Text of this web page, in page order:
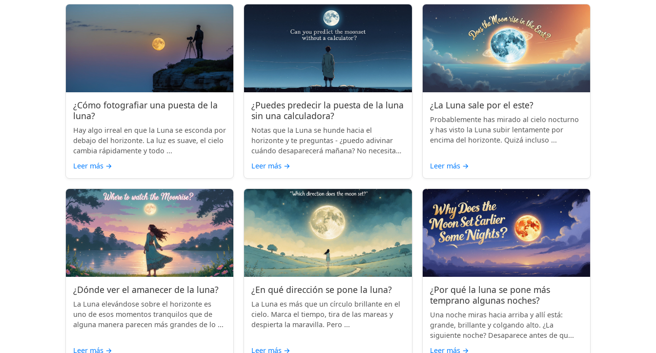
¿Cómo fotografiar una puesta de la
luna?
Hay algo irreal en que la Luna se esconda por
debajo del horizonte. La luz es suave, el cielo
cambia rápidamente y todo ...
Leer más →
¿Puedes predecir la puesta de la luna
sin una calculadora?
Notas que la Luna se hunde hacia el
horizonte y te preguntas - ¿puedo adivinar
cuándo desaparecerá mañana? No necesitas
Leer más →
¿La Luna sale por el este?
Probablemente has mirado al cielo nocturno
y has visto la Luna subir lentamente por
encima del horizonte. Quizá incluso ...
Leer más →
¿Dónde ver el amanecer de la luna?
La Luna elevándose sobre el horizonte es
uno de esos momentos tranquilos que de
alguna manera parecen más grandes de lo ...
Leer más →
¿En qué dirección se pone la luna?
La Luna es más que un círculo brillante en el
cielo. Marca el tiempo, tira de las mareas y
despierta la maravilla. Pero ...
Leer más →
¿Por qué la luna se pone más
temprano algunas noches?
Una noche miras hacia arriba y allí está:
grande, brillante y colgando alto. ¿La
siguiente noche? Desaparece antes de qu...
Leer más →